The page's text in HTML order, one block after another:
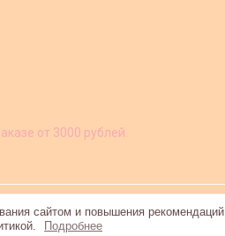
от 3000 рублей.
сайтом и повышения рекомендаций.
Подробнее